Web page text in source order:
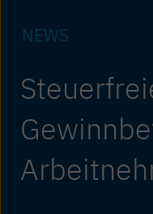
NEWS